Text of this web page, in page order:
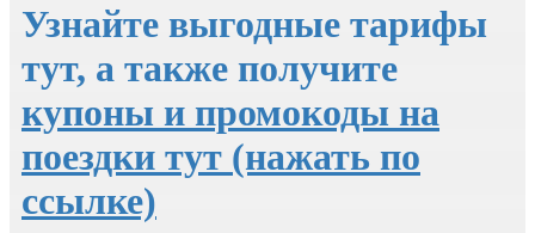
Узнайте выгодные тарифы
тут, а также получите
купоны и промокоды на
поездки тут (нажать по
ссылке)